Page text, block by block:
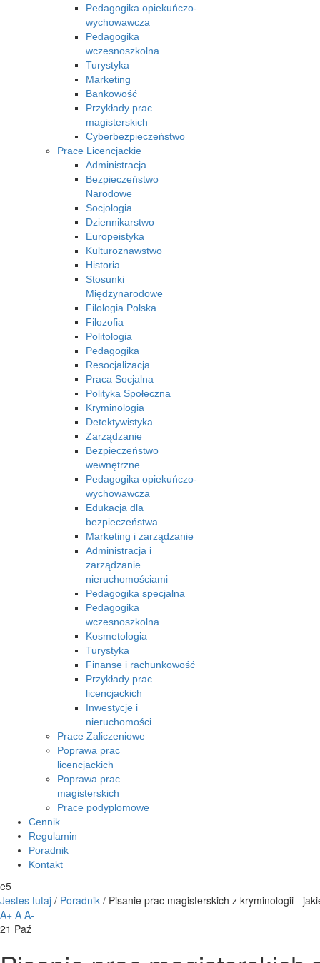
Pedagogika opiekuńczo-
wychowawcza
Pedagogika
wczesnoszkolna
Turystyka
Marketing
Bankowość
Przykłady prac
magisterskich
Cyberbezpieczeństwo
Prace Licencjackie
Administracja
Bezpieczeństwo
Narodowe
Socjologia
Dziennikarstwo
Europeistyka
Kulturoznawstwo
Historia
Stosunki
Międzynarodowe
Filologia Polska
Filozofia
Politologia
Pedagogika
Resocjalizacja
Praca Socjalna
Polityka Społeczna
Kryminologia
Detektywistyka
Zarządzanie
Bezpieczeństwo
wewnętrzne
Pedagogika opiekuńczo-
wychowawcza
Edukacja dla
bezpieczeństwa
Marketing i zarządzanie
Administracja i
zarządzanie
nieruchomościami
Pedagogika specjalna
Pedagogika
wczesnoszkolna
Kosmetologia
Turystyka
Finanse i rachunkowość
Przykłady prac
licencjackich
Inwestycje i
nieruchomości
Prace Zaliczeniowe
Poprawa prac
licencjackich
Poprawa prac
magisterskich
Prace podyplomowe
Cennik
Regulamin
Poradnik
Kontakt
e5
Jestes tutaj / Poradnik / Pisanie prac magisterskich z kryminologii -
A+ A A-
21 Paź